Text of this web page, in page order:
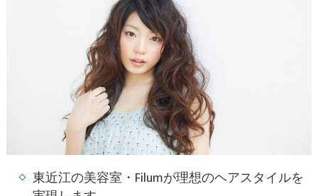
東近江の美容室・Filumが理想のヘアスタイルを